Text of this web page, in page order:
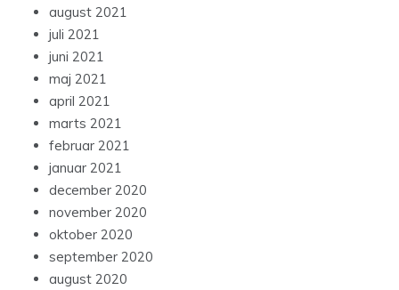
august 2021
juli 2021
juni 2021
maj 2021
april 2021
marts 2021
februar 2021
januar 2021
december 2020
november 2020
oktober 2020
september 2020
august 2020